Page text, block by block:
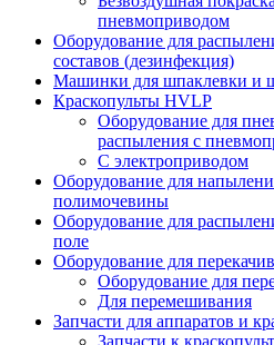
пневмоприводом
Оборудование для
составов (дезинфекция)
Машинки для шпаклевки и
Краскопульты HVLP
Оборудование для
распыления с
C электроприводом
Оборудование для
полимочевины
Оборудование для
поле
Оборудование для
Оборудование для
Для перемешивания
Запчасти для аппаратов и
Запчасти к